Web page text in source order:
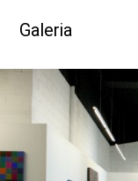
Galeria